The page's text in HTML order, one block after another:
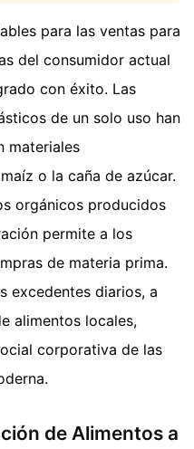
para las ventas para
del consumidor actual
con éxito. Las
de un solo uso han
materiales
o la caña de azúcar.
orgánicos producidos
permite a los
de materia prima.
excedentes diarios, a
alimentos locales,
corporativa de las
de Alimentos a